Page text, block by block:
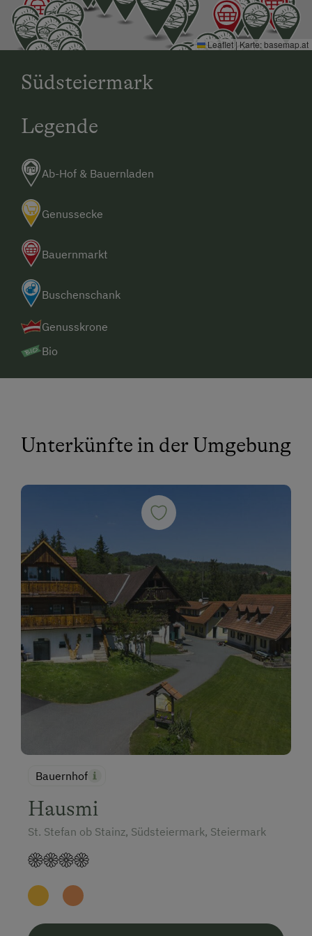
Leaflet | Karte:basemap.at
Südsteiermark
Legende
Ab-Hof & Bauernladen
Genussecke
Bauernmarkt
Buschenschank
Genusskrone
Bio
Unterkünfte in der Umgebung
Bauernhof
Hausmi
St. Stefan ob Stainz, Südsteiermark, Steiermark